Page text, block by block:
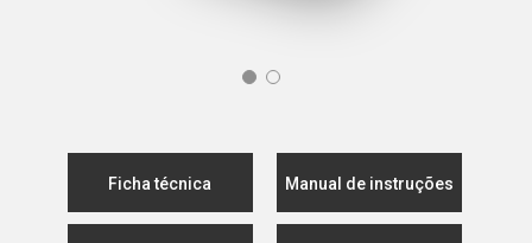
Ficha técnica Manual de instruções